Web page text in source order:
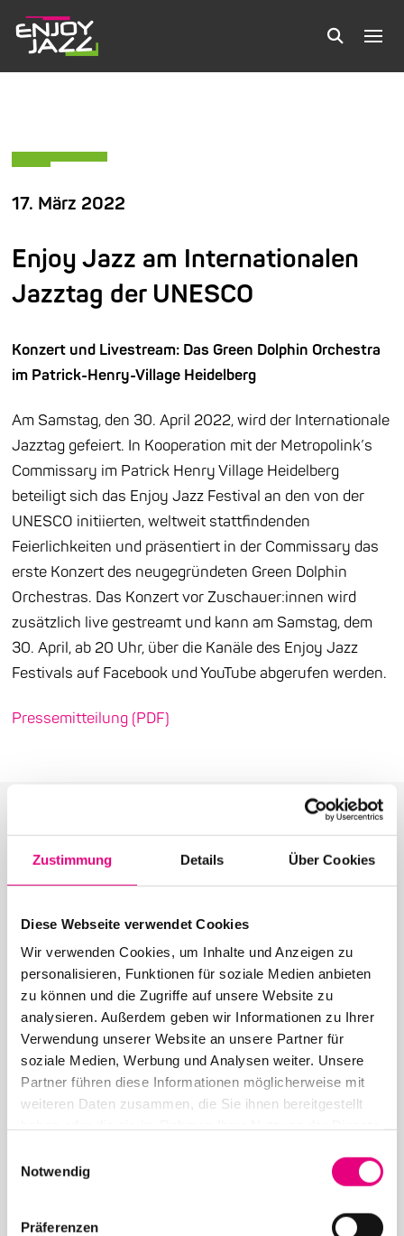
Zustimmung Details Über Cookies
Diese Webseite verwendet Cookies
Wir verwenden Cookies, um Inhalte und Anzeigen zu
personalisieren, Funktionen für soziale Medien anbieten
zu können und die Zugriffe auf unsere Website zu
analysieren. Außerdem geben wir Informationen zu Ihrer
Verwendung unserer Website an unsere Partner für
soziale Medien, Werbung und Analysen weiter. Unsere
Partner führen diese Informationen möglicherweise mit
weiteren Daten zusammen, die Sie ihnen bereitgestellt
Notwendig
Präferenzen
17. März 2022
Enjoy Jazz am Internationalen
Jazztag der UNESCO
Konzert und Livestream: Das Green Dolphin Orchestra
im Patrick-Henry-Village Heidelberg
Am Samstag, den 30. April 2022, wird der Internationale
Jazztag gefeiert. In Kooperation mit der Metropolink’s
Commissary im Patrick Henry Village Heidelberg
beteiligt sich das Enjoy Jazz Festival an den von der
UNESCO initiierten, weltweit stattfindenden
Feierlichkeiten und präsentiert in der Commissary das
erste Konzert des neugegründeten Green Dolphin
Orchestras. Das Konzert vor Zuschauer:innen wird
zusätzlich live gestreamt und kann am Samstag, dem
30. April, ab 20 Uhr, über die Kanäle des Enjoy Jazz
Festivals auf Facebook und YouTube abgerufen werden.
Pressemitteilung (PDF)
Kategorie: Presse
26. Juni 2026
28. Enjoy Jazz Festival – Abschluss mit Brad
Mehldau solo